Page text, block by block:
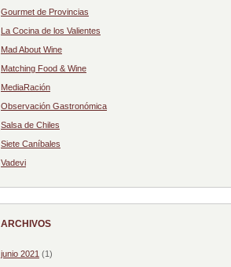
Gourmet de Provincias
La Cocina de los Valientes
Mad About Wine
Matching Food & Wine
MediaRación
Observación Gastronómica
Salsa de Chiles
Siete Caníbales
Vadevi
ARCHIVOS
junio 2021 (1)